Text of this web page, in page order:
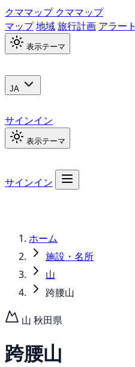
クママップ クママップ
マップ地域旅行計画 アラート
表示テーマ
JA
サインイン
表示テーマ
サインイン
ホーム
施設・名所
山
跨腰山
山 秋田県
跨腰山